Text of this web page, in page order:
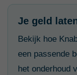
Je geld
Bekijk hoe
een passende
het onderhoud